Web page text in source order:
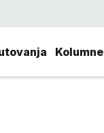
Kolumne